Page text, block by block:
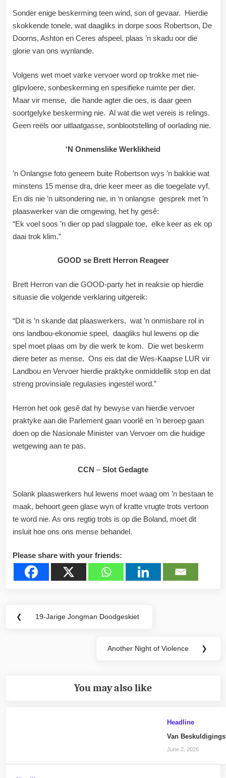
Sonder enige beskerming teen wind, son of gevaar. Hierdie
skokkende tonele, wat daagliks in dorpe soos Robertson, De
Doorns, Ashton en Ceres afspeel, plaas ’n skadu oor die
glorie van ons wynlande.
Volgens wet moet varke vervoer word op trokke met nie-
glipvloere, sonbeskerming en spesifieke ruimte per dier.
Maar vir mense, die hande agter die oes, is daar geen
soortgelyke beskerming nie. Al wat die wet vereis is relings.
Geen reëls oor uitlaatgasse, sonblootstelling of oorlading nie.
‘N Onmenslike Werklikheid
’n Onlangse foto geneem buite Robertson wys ’n bakkie wat
minstens 15 mense dra, drie keer meer as die toegelate vyf.
En dis nie ’n uitsondering nie, in ‘n onlangse gesprek met ’n
plaaswerker van die omgewing, het hy gesê:
“Ek voel soos ’n dier op pad slagpale toe, elke keer as ek op
daai trok klim.”
GOOD se Brett Herron Reageer
Brett Herron van die GOOD-party het in reaksie op hierdie
situasie die volgende verklaring uitgereik:
“Dit is ’n skande dat plaaswerkers, wat ’n onmisbare rol in
ons landbou-ekonomie speel, daagliks hul lewens op die
spel moet plaas om by die werk te kom. Die wet beskerm
diere beter as mense. Ons eis dat die Wes-Kaapse LUR vir
Landbou en Vervoer hierdie praktyke onmiddellik stop en dat
streng provinsiale regulasies ingestel word.”
Herron het ook gesê dat hy bewyse van hierdie vervoer
praktyke aan die Parlement gaan voorlê en ’n beroep gaan
doen op die Nasionale Minister van Vervoer om die huidige
wetgewing aan te pas.
CCN –Slot Gedagte
Solank plaaswerkers hul lewens moet waag om ’n bestaan te
maak, behoort geen glase wyn of kratte vrugte trots vertoon
te word nie. As ons regtig trots is op die Boland, moet dit
insluit hoe ons ons mense behandel.
Please share with your friends:
Post
❮
Previous
19-Jarige Jongman Doodgeskiet
Next
Another Night of Violence ❯
You may also like
Headline
Van
June 2, 2026